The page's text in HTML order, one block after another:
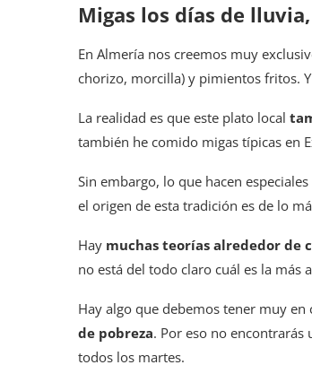
Migas los días de
En Almería nos creemos muy
chorizo, morcilla) y pimientos fritos. Y
La realidad es que este plato local
también he comido migas típicas en
Sin embargo, lo que hacen especiales
el origen de esta tradición es de lo
Hay muchas teorías alrededor de
no está del todo claro cuál es la más
Hay algo que debemos tener muy
de pobreza. Por eso no
todos los martes.